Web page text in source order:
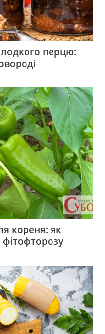
перцю:
кореня: як